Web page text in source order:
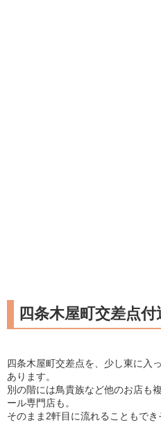
四条木屋町交差点
四条木屋町交差点を、少し東に入
あります。
別の階には鳥貴族など他のお店も
ール専門店も。
そのまま2軒目に流れることもでき